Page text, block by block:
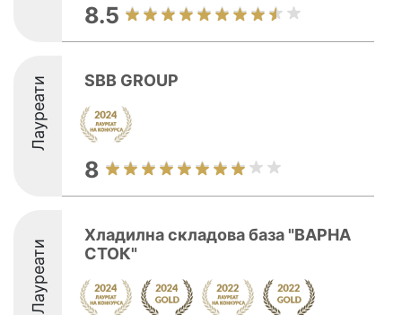
8.5
Лауреати SBB GROUP
8
Лауреати
Хладилна складова база "ВАРНА
СТОК"